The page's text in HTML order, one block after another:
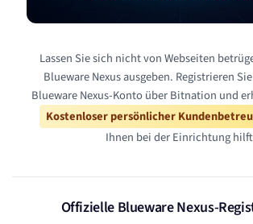
Lassen Sie sich nicht von Webseiten
Blueware Nexus ausgeben. Registrieren
Blueware Nexus-Konto über Bitnation und
Kostenloser persönlicher
Ihnen bei der Einrichtung
Offizielle Blueware Nexus-